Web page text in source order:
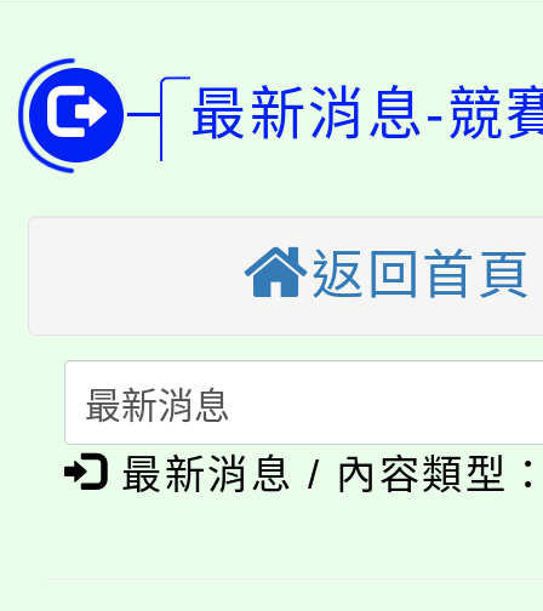
版
公告本校115學年度第
代理(課)教師甄選結果(
「2026金融保險知識
車」活動
桃園市115學年度學生
生本土語及新住民語歌
公告本校115學年度第
代理(課)教師甄選結果(
公告本校115學年度第
代理(課)教師甄選結果(
轉知中國文化大學推廣
《TA101》溝通分析基
淨零綠生活教案入校路
最新消息-競
返回首頁
最新消息 / 內容類型